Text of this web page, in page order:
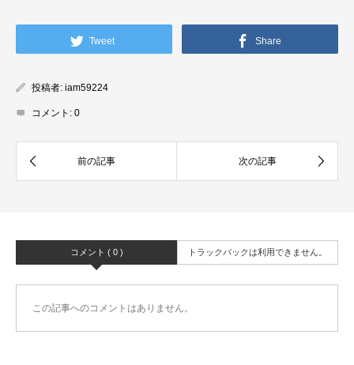
Tweet Share
投稿者: iam59224
コメント: 0
コメント ( 0 ) トラックバックは利用できません。
この記事へのコメントはありません。